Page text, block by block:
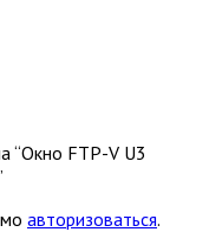
“Окно FTP-V U3
авторизоваться.